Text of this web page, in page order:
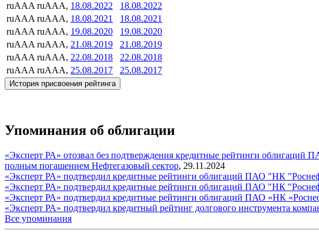
ruAAA ruAAA, 18.08.2022
18.08.2022
ruAAA ruAAA, 18.08.2021
18.08.2021
ruAAA ruAAA, 19.08.2020
19.08.2020
ruAAA ruAAA, 21.08.2019
21.08.2019
ruAAA ruAAA, 22.08.2018
22.08.2018
ruAAA ruAAA, 25.08.2017 25.08.2017
История присвоения рейтинга
Упоминания об облигации
«Эксперт РА» отозвал без подтверждения кредитные рейтинги
полным погашением Нефтегазовый сектор, 29.11.2024
«Эксперт РА» подтвердил кредитные рейтинги облигаций ПАО "НК
«Эксперт РА» подтвердил кредитные рейтинги облигаций ПАО "НК
«Эксперт РА» подтвердил кредитные рейтинги облигаций ПАО «НК
«Эксперт РА» подтвердил кредитный рейтинг долгового инструмента
Все упоминания